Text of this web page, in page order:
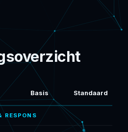
Basis Standaard
RESPONS